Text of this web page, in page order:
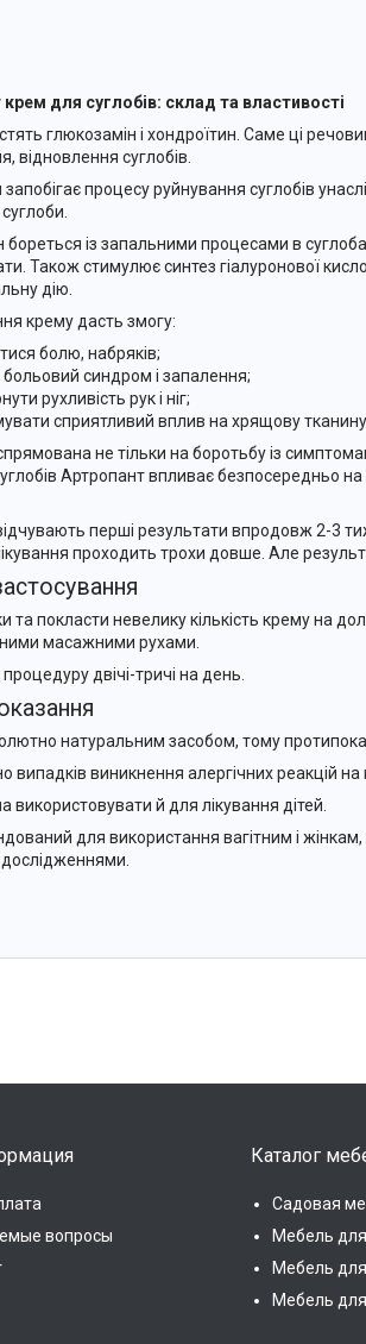
для суглобів: склад та властивості
глюкозамін і хондроїтин. Саме ці
відновлення суглобів.
процесу руйнування суглобів
бореться із запальними процесами в
Також стимулює синтез гіалуронової
дію.
крему дасть змогу:
болю, набряків;
синдром і запалення;
рухливість рук і ніг;
сприятливий вплив на хрящову тканину,
не тільки на боротьбу із
Артропант впливає безпосередньо
перші результати впродовж 2-3
проходить трохи довше. Але
та покласти невелику кількість крему на
масажними рухами.
двічі-тричі на день.
натуральним засобом, тому
випадків виникнення алергічних реакцій
й для лікування дітей.
для використання вагітним і
дослідженнями.
вопросы
Каталог
Садовая
Мебель для
Мебель
Мебель